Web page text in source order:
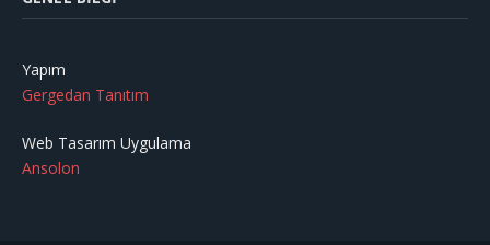
Yapım
Gergedan Tanıtım
Web Tasarım Uygulama
Ansolon